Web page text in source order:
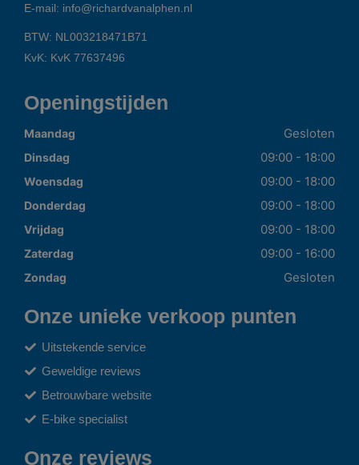
E-mail: info@richardvanalphen.nl
BTW: NL003218471B71
KvK: KvK 77637496
Openingstijden
Maandag Gesloten
Dinsdag 09:00 - 18:00
Woensdag 09:00 - 18:00
Donderdag 09:00 - 18:00
Vrijdag 09:00 - 18:00
Zaterdag 09:00 - 16:00
Zondag Gesloten
Onze unieke verkoop punten
Uitstekende service
Geweldige reviews
Betrouwbare website
E-bike specialist
Onze reviews